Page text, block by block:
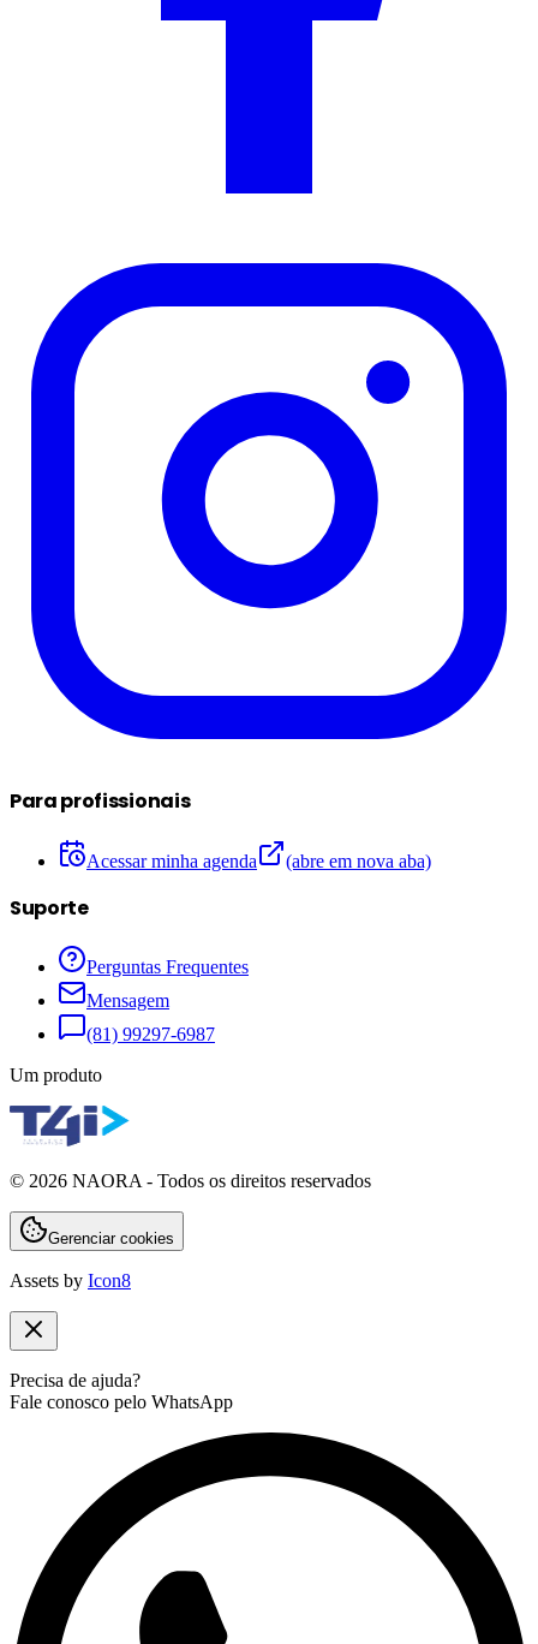
Para profissionais
Acessar minha agenda (abre em nova aba)
Suporte
Perguntas Frequentes
Mensagem
(81) 99297-6987
Um produto
© 2026 NAORA - Todos os direitos reservados
Gerenciar cookies
Assets by Icon8
Precisa de ajuda?
Fale conosco pelo WhatsApp